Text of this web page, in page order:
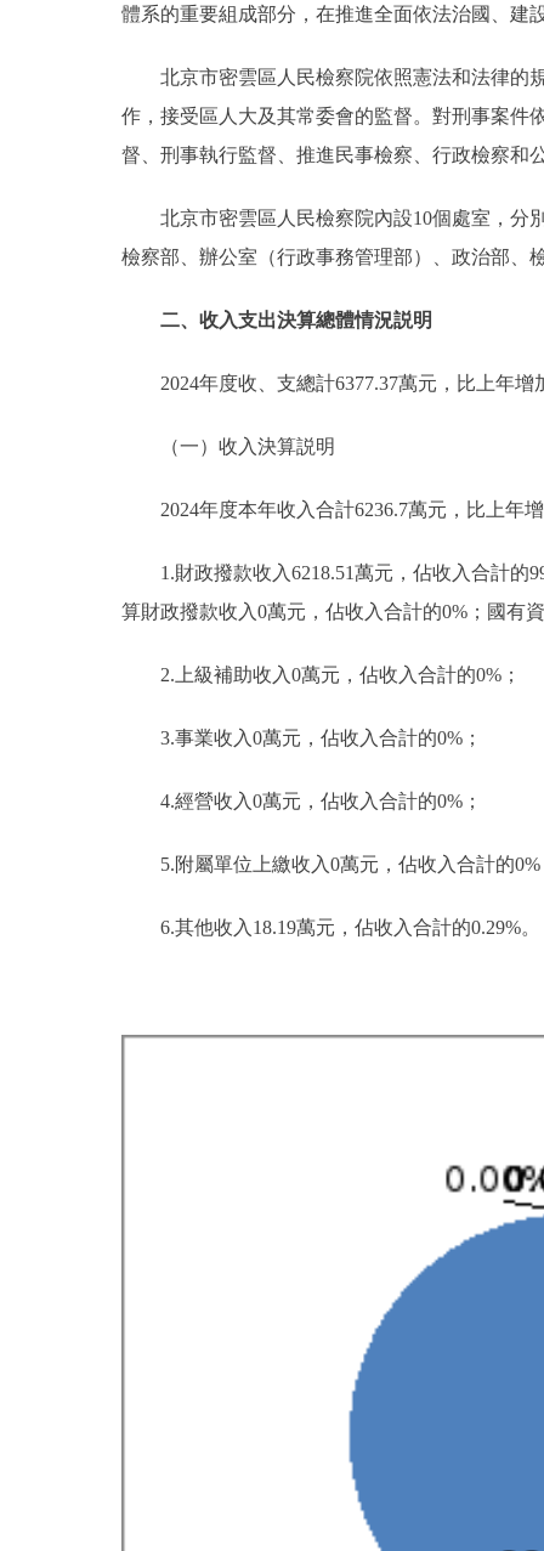
體系的重要組成部分，在推進全面依法治國、建
北京市密雲區人民檢察院依照憲法和法律的
作，接受區人大及其常委會的監督。對刑事案件
督、刑事執行監督、推進民事檢察、行政檢察和
北京市密雲區人民檢察院內設10個處室，分
檢察部、辦公室（行政事務管理部）、政治部、
二、收入支出決算總體情況説明
2024年度收、支總計6377.37萬元，比上年增
（一）收入決算説明
2024年度本年收入合計6236.7萬元，比上年
1.財政撥款收入6218.51萬元，佔收入合計的
算財政撥款收入0萬元，佔收入合計的0%；國有
2.上級補助收入0萬元，佔收入合計的0%；
3.事業收入0萬元，佔收入合計的0%；
4.經營收入0萬元，佔收入合計的0%；
5.附屬單位上繳收入0萬元，佔收入合計的
6.其他收入18.19萬元，佔收入合計的0.29%。